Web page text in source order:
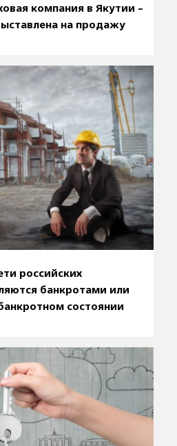
компания в Якутии –
на продажу
российских
банкротами или
состоянии